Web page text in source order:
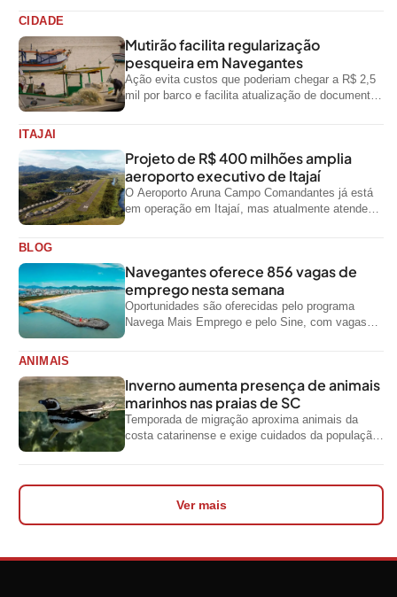
CIDADE
Mutirão facilita regularização
pesqueira em Navegantes
Ação evita custos que poderiam chegar a R$ 2,5
mil por barco e facilita atualização de documentos
ITAJAI
Projeto de R$ 400 milhões amplia
aeroporto executivo de Itajaí
O Aeroporto Aruna Campo Comandantes já está
em operação em Itajaí, mas atualmente atende
BLOG
Navegantes oferece 856 vagas de
emprego nesta semana
Oportunidades são oferecidas pelo programa
Navega Mais Emprego e pelo Sine, com vagas
ANIMAIS
Inverno aumenta presença de animais
marinhos nas praias de SC
Temporada de migração aproxima animais da
costa catarinense e exige cuidados da população
Ver mais